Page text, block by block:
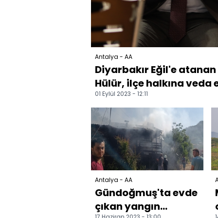
Antalya - AA
Diyarbakır Eğil'e
Hülür, ilçe halkına veda
01 Eylül 2023 - 12:11
Antalya - AA
Gündoğmuş'ta evde
çıkan yangın